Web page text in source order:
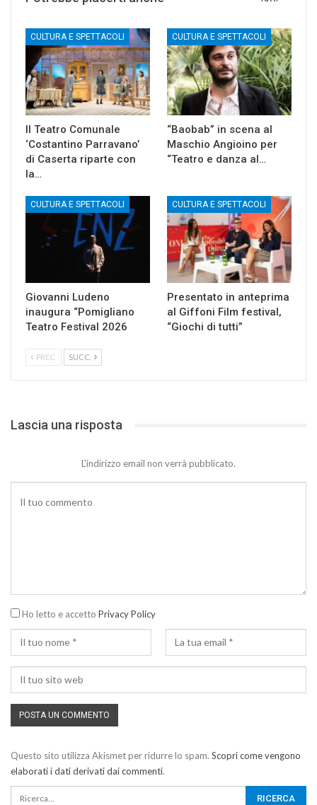
CULTURA E SPETTACOLI
Il Teatro Comunale
‘Costantino Parravano’
di Caserta riparte con
la…
CULTURA E SPETTACOLI
“Baobab” in scena al
Maschio Angioino per
“Teatro e danza al…
CULTURA E SPETTACOLI
Giovanni Ludeno
inaugura “Pomigliano
Teatro Festival 2026
CULTURA E SPETTACOLI
Presentato in anteprima
al Giffoni Film festival,
“Giochi di tutti”
PREC. SUCC.
Lascia una risposta
L'indirizzo email non verrà pubblicato.
Ho letto e accetto Privacy Policy
Questo sito utilizza Akismet per ridurre lo spam. Scopri come vengono
elaborati i dati derivati dai commenti.